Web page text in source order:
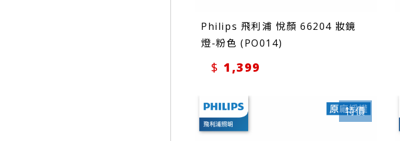
Philips 飛利浦 悅顏 66204 妝鏡
燈-粉色 (PO014)
1,399
特價